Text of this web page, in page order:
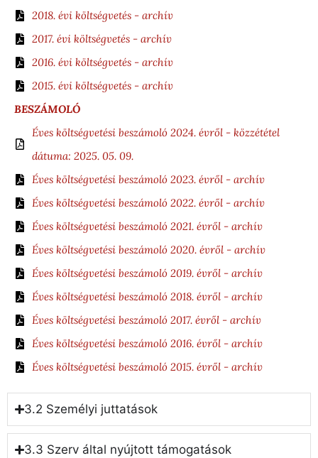
2018. évi költségvetés - archív
2017. évi költségvetés - archív
2016. évi költségvetés - archív
2015. évi költségvetés - archív
BESZÁMOLÓ
Éves költségvetési beszámoló 2024. évről - közzététel
dátuma: 2025. 05. 09.
Éves költségvetési beszámoló 2023. évről - archív
Éves költségvetési beszámoló 2022. évről - archív
Éves költségvetési beszámoló 2021. évről - archív
Éves költségvetési beszámoló 2020. évről - archív
Éves költségvetési beszámoló 2019. évről - archív
Éves költségvetési beszámoló 2018. évről - archív
Éves költségvetési beszámoló 2017. évről - archív
Éves költségvetési beszámoló 2016. évről - archív
Éves költségvetési beszámoló 2015. évről - archív
3.2 Személyi juttatások
3.3 Szerv által nyújtott támogatások